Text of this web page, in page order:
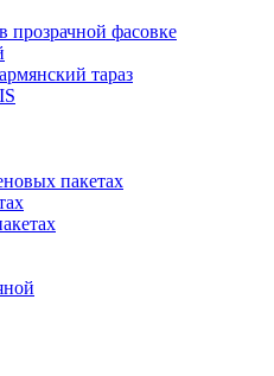
прозрачной фасовке
тараз
пакетах